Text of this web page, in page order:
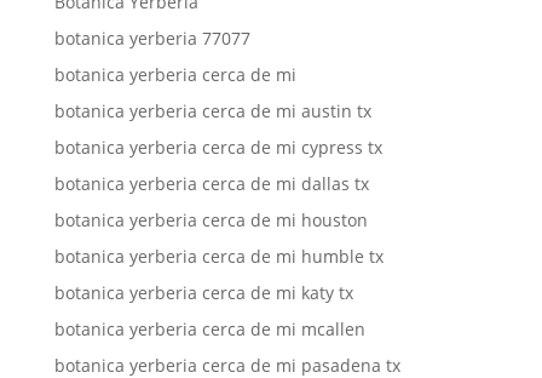
botanica yerberia 77077
botanica yerberia cerca de mi
botanica yerberia cerca de mi austin tx
botanica yerberia cerca de mi cypress tx
botanica yerberia cerca de mi dallas tx
botanica yerberia cerca de mi houston
botanica yerberia cerca de mi humble tx
botanica yerberia cerca de mi katy tx
botanica yerberia cerca de mi mcallen
botanica yerberia cerca de mi pasadena tx